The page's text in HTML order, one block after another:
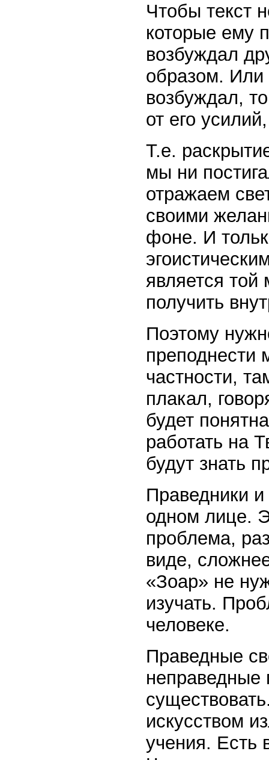
Чтобы текст
которые ему
возбуждал
образом. Или
возбуждал,
от его
Т.е.
мы ни
отражаем
своими
фоне. И
является
получить
Поэтому
преподнести
частности,
плакал,
будет
работать на
будут знать
Праведники
одном лице.
проблема,
виде,
«Зоар» не
изучать.
человеке.
Праведные
неправедные
искусством
учения. Есть